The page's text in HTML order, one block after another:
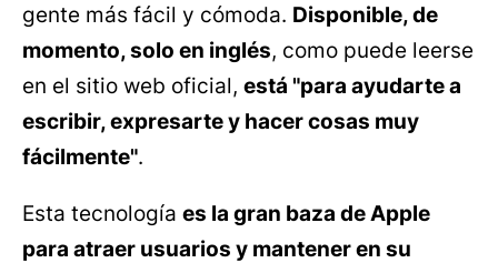
gente más fácil y cómoda. Disponible, de
momento, solo en inglés, como puede leerse
en el sitio web oficial, está "para ayudarte a
escribir, expresarte y hacer cosas muy
fácilmente".
Esta tecnología es la gran baza de Apple
para atraer usuarios y mantener en su